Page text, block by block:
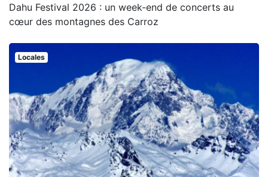
Dahu Festival 2026 : un week-end de concerts au
cœur des montagnes des Carroz
Locales